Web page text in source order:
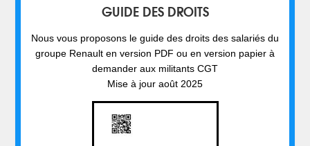
GUIDE DES DROITS
Nous vous proposons le guide des droits des salariés du
groupe Renault en version PDF ou en version papier à
demander aux militants CGT
Mise à jour août 2025